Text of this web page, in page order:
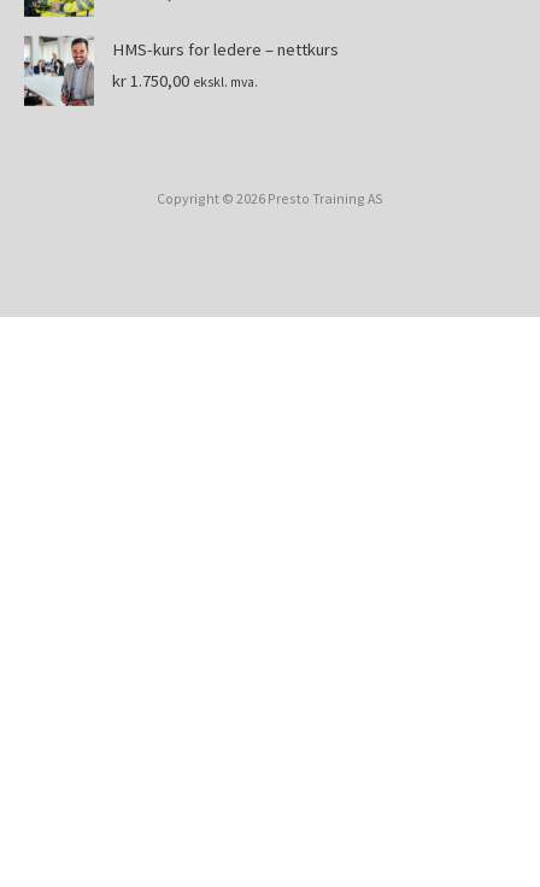
HMS-kurs for ledere – nettkurs
kr1.750,00 ekskl. mva.
Copyright © 2026 Presto Training AS